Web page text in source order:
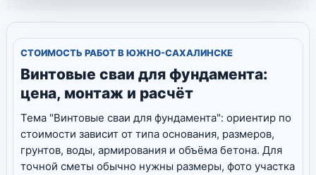
СТОИМОСТЬ РАБОТ В ЮЖНО-САХАЛИНСКЕ
Винтовые сваи для фундамента:
цена, монтаж и расчёт
Тема "Винтовые сваи для фундамента": ориентир по
стоимости зависит от типа основания, размеров,
грунтов, воды, армирования и объёма бетона. Для
точной сметы обычно нужны размеры, фото участка